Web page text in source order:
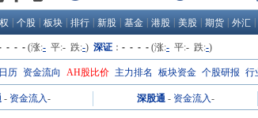
个股 板块 排行 新股 基金 港股 美股 期货 外汇
- - - (涨:- 平:- 跌:-) 深证 ： - - - - (涨:- 平:- 跌:-)
历 资金流向 AH股比价 主力排名 板块资金 个股研报 行
- 资金流入- 深股通 - 资金流入-